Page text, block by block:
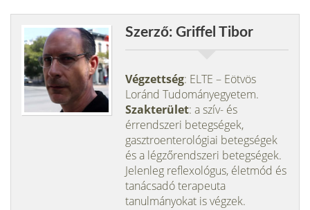
Szerző: Griffel Tibor
Végzettség: ELTE – Eötvös
Loránd Tudományegyetem.
Szakterület: a szív- és
érrendszeri betegségek,
gasztroenterológiai betegségek
és a légzőrendszeri betegségek.
Jelenleg reflexológus, életmód és
tanácsadó terapeuta
tanulmányokat is végzek.